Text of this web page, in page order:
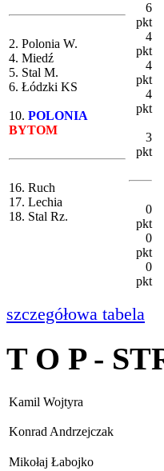
2. Polonia W.
4. Miedź
5. Stal M.
6. Łódzki KS
10. POLONIA
BYTOM
16. Ruch
17. Lechia
18. Stal Rz.
6
pkt
4
pkt
4
pkt
4
pkt
3
pkt
0
pkt
0
pkt
0
pkt
szczegółowa tabela
T O P -
Kamil Wojtyra
Konrad Andrzejczak
Mikołaj Łabojko